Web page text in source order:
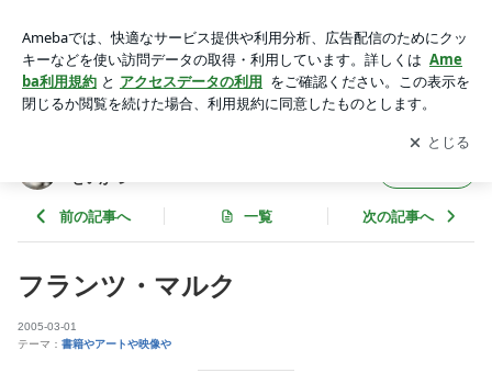
びせいかつアプリをダウンロードして ブログの更新通知
を受け取りまし
ょう。
開く
せいかつ
前の記事へ 一覧 次の記事へ
フランツ・マルク
2005-03-01
テーマ： 書籍やアートや映像や